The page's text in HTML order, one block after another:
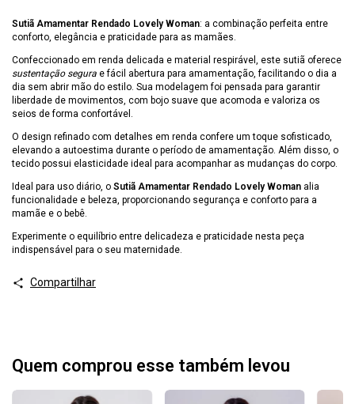
Sutiã Amamentar Rendado Lovely Woman: a combinação perfeita entre
conforto, elegância e praticidade para as mamães.
Confeccionado em renda delicada e material respirável, este sutiã oferece
sustentação segura e fácil abertura para amamentação, facilitando o dia a
dia sem abrir mão do estilo. Sua modelagem foi pensada para garantir
liberdade de movimentos, com bojo suave que acomoda e valoriza os
seios de forma confortável.
O design refinado com detalhes em renda confere um toque sofisticado,
elevando a autoestima durante o período de amamentação. Além disso, o
tecido possui elasticidade ideal para acompanhar as mudanças do corpo.
Ideal para uso diário, o Sutiã Amamentar Rendado Lovely Woman alia
funcionalidade e beleza, proporcionando segurança e conforto para a
mamãe e o bebê.
Experimente o equilíbrio entre delicadeza e praticidade nesta peça
indispensável para o seu maternidade.
Compartilhar
Quem comprou esse também levou